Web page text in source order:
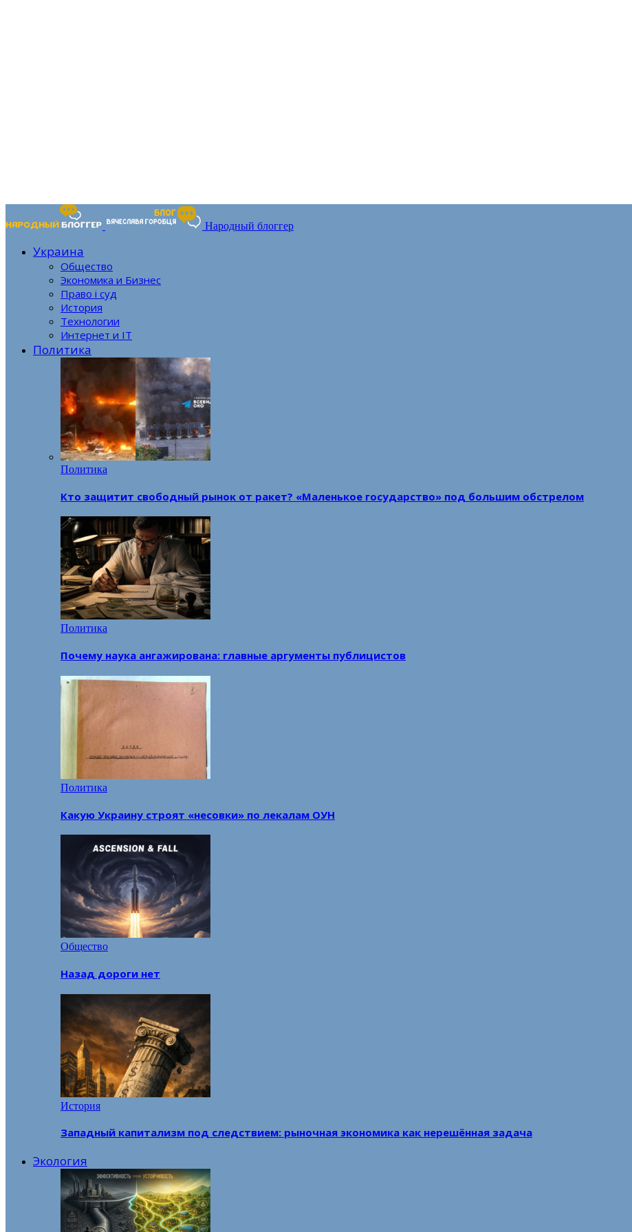
Народный блоггер
Украина
Общество
Экономика и Бизнес
Право і суд
История
Технологии
Интернет и IT
Политика
Политика
Кто защитит свободный рынок от ракет? «Маленькое государство» под большим обстрелом
Политика
Почему наука ангажирована: главные аргументы публицистов
Политика
Какую Украину строят «несовки» по лекалам ОУН
Общество
Назад дороги нет
История
Западный капитализм под следствием: рыночная экономика как нерешённая задача
Экология